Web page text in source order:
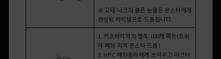
※ 고대 나크의 붉은 눈물은 몬스터에게
완성된 아이템으로 드롭됩니다.
1. 카츠바리악의 맹독 100개 획득(트쉬
라 폐허 지역 몬스터 드롭)
2. NPC 메린돌라에게 보여주고 마크타